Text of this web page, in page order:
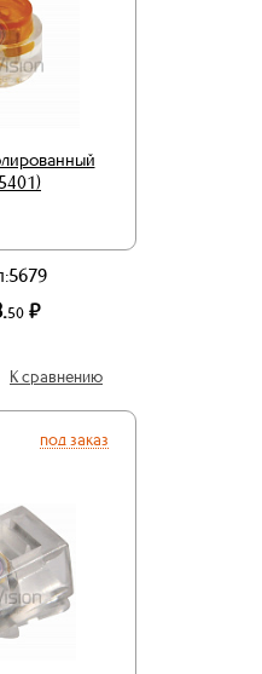
50 р.
К сравнению
под заказ